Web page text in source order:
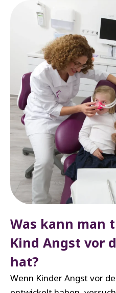
Was kann man
Kind Angst vor
hat?
Wenn Kinder Angst vor